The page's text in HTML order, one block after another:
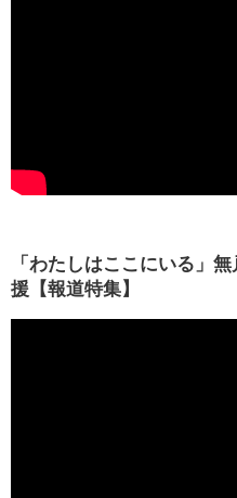
「わたしはここにいる」
援【報道特集】